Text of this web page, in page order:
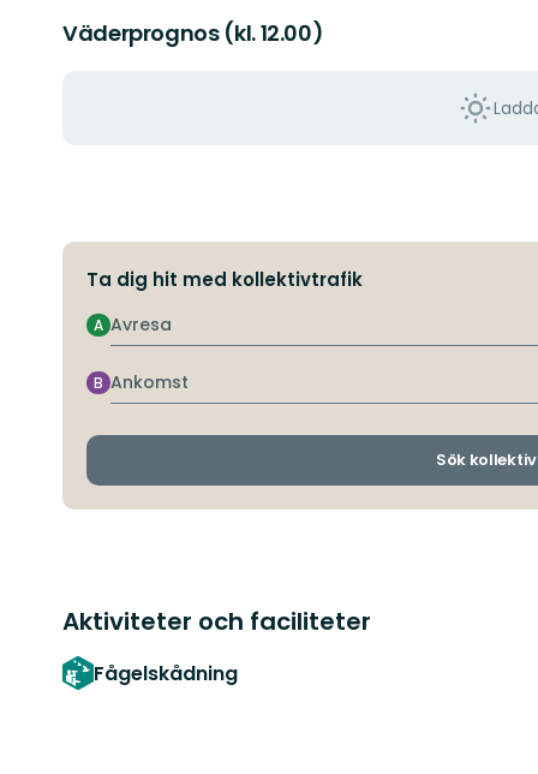
Väderprognos (kl. 12.00)
Ta dig hit med kollektivtrafik
Avresa
A
Ankomst
B
Sök
Aktiviteter och faciliteter
Fågelskådning